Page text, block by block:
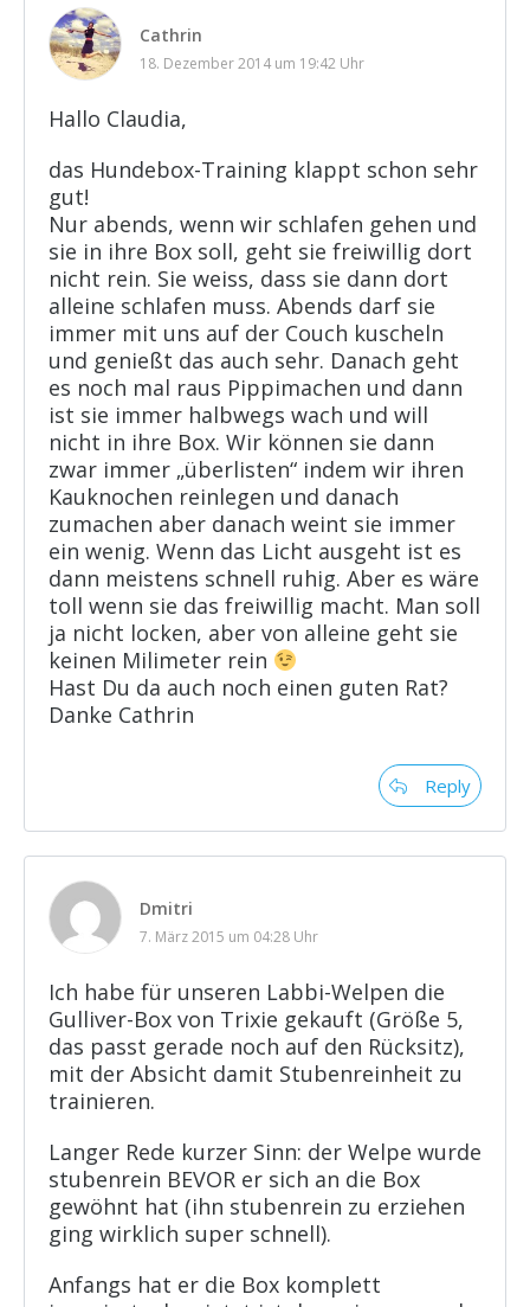
Cathrin
18. Dezember 2014 um 19:42 Uhr
Hallo Claudia,
das Hundebox-Training klappt schon sehr
gut!
Nur abends, wenn wir schlafen gehen und
sie in ihre Box soll, geht sie freiwillig dort
nicht rein. Sie weiss, dass sie dann dort
alleine schlafen muss. Abends darf sie
immer mit uns auf der Couch kuscheln
und genießt das auch sehr. Danach geht
es noch mal raus Pippimachen und dann
ist sie immer halbwegs wach und will
nicht in ihre Box. Wir können sie dann
zwar immer „überlisten“ indem wir ihren
Kauknochen reinlegen und danach
zumachen aber danach weint sie immer
ein wenig. Wenn das Licht ausgeht ist es
dann meistens schnell ruhig. Aber es wäre
toll wenn sie das freiwillig macht. Man soll
ja nicht locken, aber von alleine geht sie
keinen Milimeter rein
Hast Du da auch noch einen guten Rat?
Danke Cathrin
Reply
Dmitri
7. März 2015 um 04:28 Uhr
Ich habe für unseren Labbi-Welpen die
Gulliver-Box von Trixie gekauft (Größe 5,
das passt gerade noch auf den Rücksitz),
mit der Absicht damit Stubenreinheit zu
trainieren.
Langer Rede kurzer Sinn: der Welpe wurde
stubenrein BEVOR er sich an die Box
gewöhnt hat (ihn stubenrein zu erziehen
ging wirklich super schnell).
Anfangs hat er die Box komplett